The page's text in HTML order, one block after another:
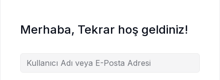
Merhaba, Tekrar hoş geldiniz!